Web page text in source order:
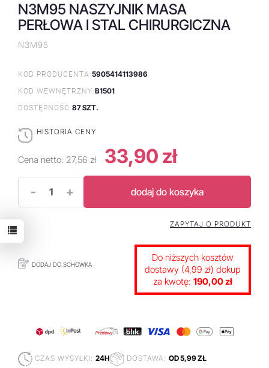
N3M95 NASZYJNIK MASA
PERŁOWA I STAL CHIRURGICZNA
N3M95
KOD PRODUCENTA:5905414113986
KOD WEWNĘTRZNY:B1501
DOSTĘPNOŚĆ:87 SZT.
HISTORIA CENY
Cena netto: 27,56 zł 33,90 zł
- + dodaj do koszyka
DODAJ DO SCHOWKA
ZAPYTAJ O PRODUKT
Do niższych kosztów
dostawy (4,99 zł) dokup
za kwotę: 190,00 zł
CZAS WYSYŁKI: 24H DOSTAWA: OD 5,99 ZŁ